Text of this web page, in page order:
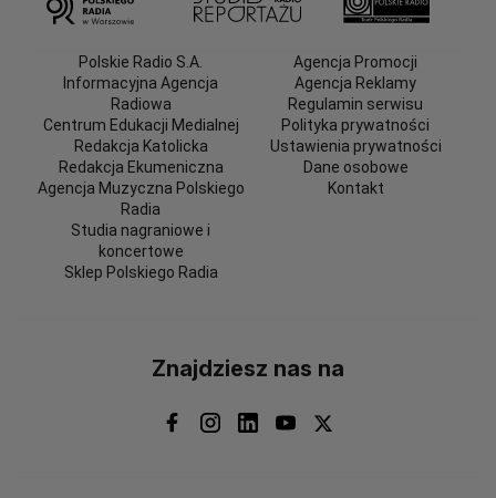
Polskie Radio S.A.
Informacyjna Agencja
Radiowa
Centrum Edukacji Medialnej
Redakcja Katolicka
Redakcja Ekumeniczna
Agencja Muzyczna Polskiego
Radia
Studia nagraniowe i
koncertowe
Sklep Polskiego Radia
Agencja Promocji
Agencja Reklamy
Regulamin serwisu
Polityka prywatności
Ustawienia prywatności
Dane osobowe
Kontakt
Znajdziesz nas na